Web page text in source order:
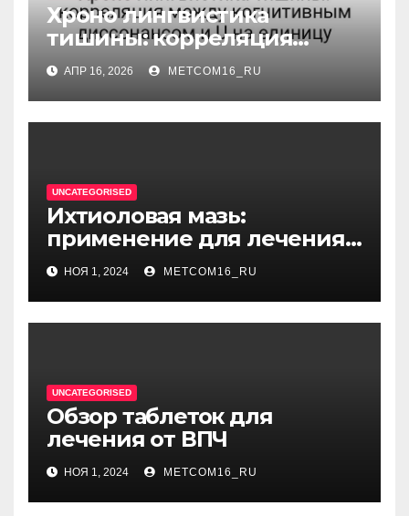
Хроно лингвистика
тишины: корреляция
между когнитивным
диссонансом и U на
единицу
АПР 16, 2026 METCOM16_RU
UNCATEGORISED
Ихтиоловая мазь:
применение для лечения
фурункулов
НОЯ 1, 2024 METCOM16_RU
UNCATEGORISED
Обзор таблеток для
лечения от ВПЧ
НОЯ 1, 2024 METCOM16_RU